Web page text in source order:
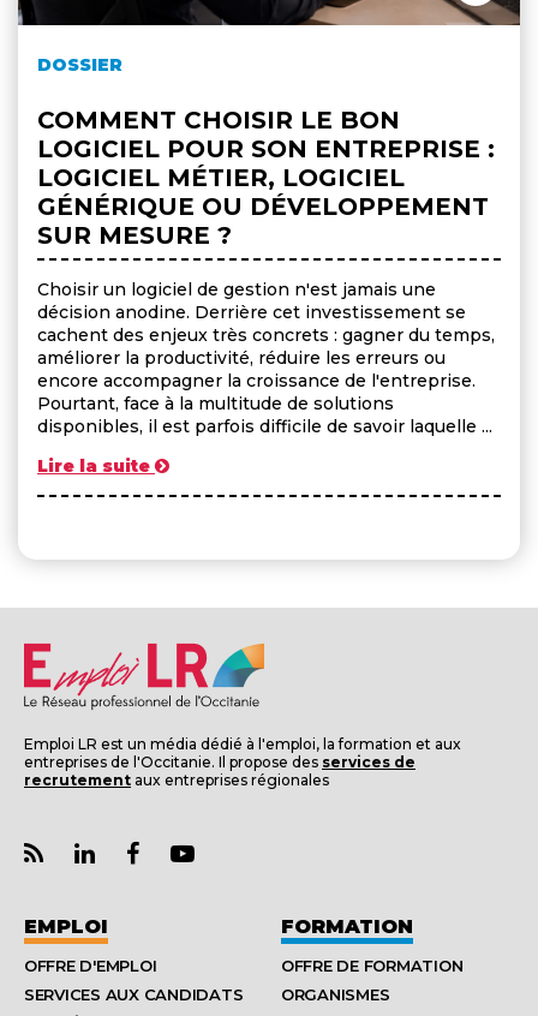
DOSSIER
COMMENT CHOISIR LE BON
LOGICIEL POUR SON ENTREPRISE :
LOGICIEL MÉTIER, LOGICIEL
GÉNÉRIQUE OU DÉVELOPPEMENT
SUR MESURE ?
Choisir un logiciel de gestion n'est jamais une
décision anodine. Derrière cet investissement se
cachent des enjeux très concrets : gagner du temps,
améliorer la productivité, réduire les erreurs ou
encore accompagner la croissance de l'entreprise.
Pourtant, face à la multitude de solutions
disponibles, il est parfois difficile de savoir laquelle ...
Lire la suite
Emploi LR est un média dédié à l'emploi, la formation et aux
entreprises de l'Occitanie. Il propose des services de
recrutement aux entreprises régionales
EMPLOI
OFFRE D'EMPLOI
SERVICES AUX CANDIDATS
FORMATION
OFFRE DE FORMATION
ORGANISMES